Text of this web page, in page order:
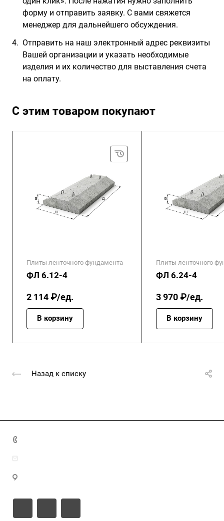
форму и отправить заявку. С вами свяжется
менеджер для дальнейшего обсуждения.
Отправить на наш электронный адрес реквизиты
Вашей организации и указать необходимые
изделия и их количество для выставления счета
на оплату.
С этим товаром покупают
Плиты ленточного фундамента
ФЛ 6.12-4
2 114 ₽/ед.
В корзину
Плиты ленточного
ФЛ 6.24-4
3 970 ₽/ед.
В корзину
Назад к списку